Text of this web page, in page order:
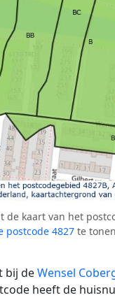
kaart van het
postcode 4827 te
bij deWensel
heeft de